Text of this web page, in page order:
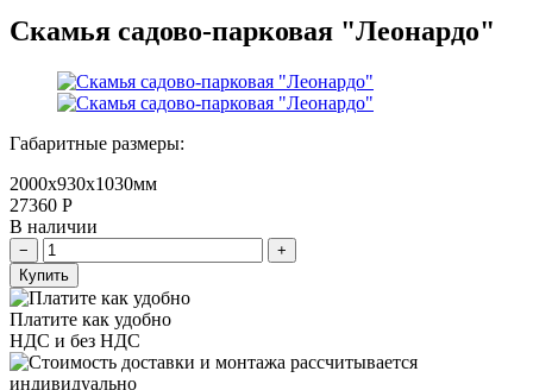
Скамья садово-парковая "Леонардо"
Габаритные размеры:
2000х930х1030мм
27360 Р
В наличии
Купить
Платите как удобно
НДС и без НДС